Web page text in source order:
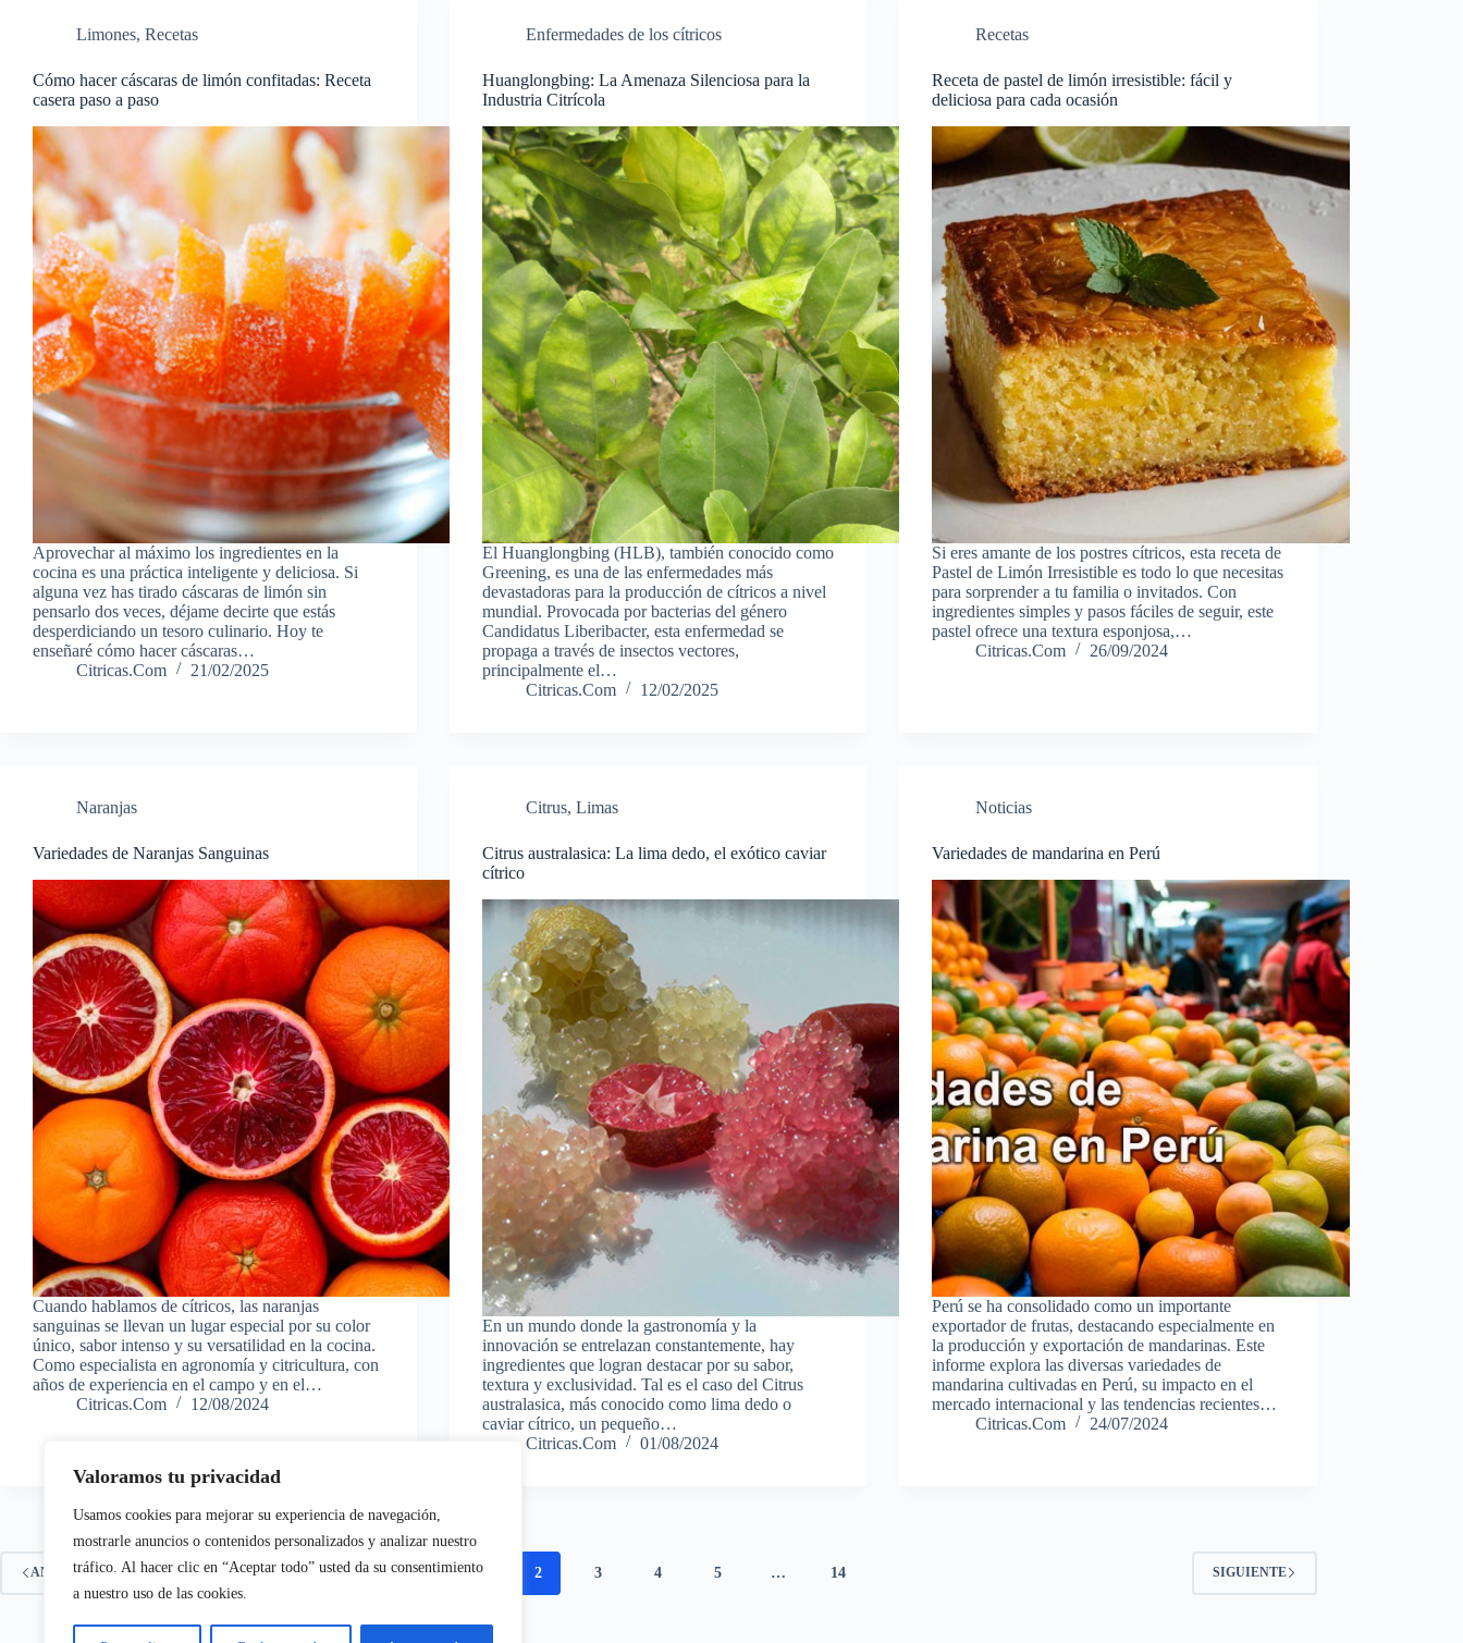
Valoramos tu privacidad
Usamos cookies para mejorar su experiencia de navegación,
mostrarle anuncios o contenidos personalizados y analizar nuestro
tráfico. Al hacer clic en “Aceptar todo” usted da su consentimiento
a nuestro uso de las cookies.
Limones, Recetas
Cómo hacer cáscaras de limón confitadas: Receta
casera paso a paso
Aprovechar al máximo los ingredientes en la
cocina es una práctica inteligente y deliciosa. Si
alguna vez has tirado cáscaras de limón sin
pensarlo dos veces, déjame decirte que estás
desperdiciando un tesoro culinario. Hoy te
enseñaré cómo hacer cáscaras…
Citricas.Com
21/02/2025
Enfermedades de los cítricos
Huanglongbing: La Amenaza Silenciosa para la
Industria Citrícola
El Huanglongbing (HLB), también conocido como
Greening, es una de las enfermedades más
devastadoras para la producción de cítricos a nivel
mundial. Provocada por bacterias del género
Candidatus Liberibacter, esta enfermedad se
propaga a través de insectos vectores,
principalmente el…
Citricas.Com
12/02/2025
Recetas
Receta de pastel de limón irresistible: fácil y
deliciosa para cada ocasión
Si eres amante de los postres cítricos, esta receta de
Pastel de Limón Irresistible es todo lo que necesitas
para sorprender a tu familia o invitados. Con
ingredientes simples y pasos fáciles de seguir, este
pastel ofrece una textura esponjosa,…
Citricas.Com
26/09/2024
Naranjas
Variedades de Naranjas Sanguinas
Cuando hablamos de cítricos, las naranjas
sanguinas se llevan un lugar especial por su color
único, sabor intenso y su versatilidad en la cocina.
Como especialista en agronomía y citricultura, con
años de experiencia en el campo y en el…
Citricas.Com
12/08/2024
Citrus,Limas
Citrus australasica: La lima dedo, el exótico caviar
cítrico
En un mundo donde la gastronomía y la
innovación se entrelazan constantemente, hay
ingredientes que logran destacar por su sabor,
textura y exclusividad. Tal es el caso del Citrus
australasica, más conocido como lima dedo o
caviar cítrico, un pequeño…
Citricas.Com
01/08/2024
Noticias
Variedades de mandarina en Perú
Perú se ha consolidado como un importante
exportador de frutas, destacando especialmente en
la producción y exportación de mandarinas. Este
informe explora las diversas variedades de
mandarina cultivadas en Perú, su impacto en el
mercado internacional y las tendencias recientes…
Citricas.Com
24/07/2024
ANTERIOR 1 2 3 4 5 … 14 SIGUIENTE